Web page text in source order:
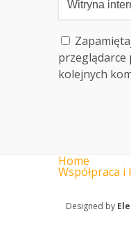
przeglądarce
kolejnych
Home
Współpraca
Designed by